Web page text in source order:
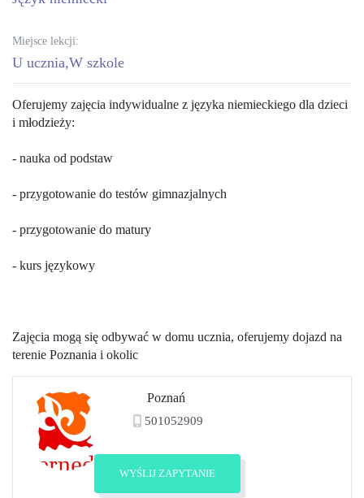
Miejsce lekcji:
U ucznia W szkole
Oferujemy zajęcia indywidualne z języka niemieckiego dla dzieci
i młodzieży:
- nauka od podstaw
- przygotowanie do testów gimnazjalnych
- przygotowanie do matury
- kurs językowy
Zajęcia mogą się odbywać w domu ucznia, oferujemy dojazd na
terenie Poznania i okolic
Poznań
501052909
WYŚLIJ ZAPYTANIE